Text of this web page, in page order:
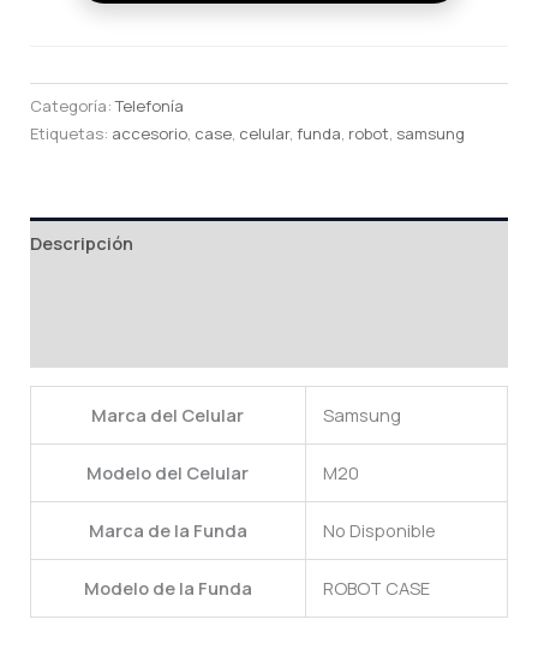
Categoría:Telefonía
Etiquetas: accesorio, case, celular, funda, robot, samsung
Descripción
Marca del Celular Samsung
Modelo del Celular M20
Marca de la Funda No Disponible
Modelo de la Funda ROBOT CASE